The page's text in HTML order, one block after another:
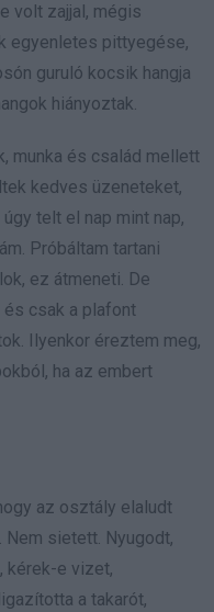
volt zajjal, mégis
egyenletes pittyegése,
guruló kocsik hangja
hiányoztak.
munka és család mellett
kedves üzeneteket,
telt el nap mint nap,
Próbáltam tartani
ez átmeneti. De
csak a plafont
Ilyenkor éreztem meg,
ha az embert
az osztály elaludt
sietett. Nyugodt,
kérek-e vizet,
a takarót,